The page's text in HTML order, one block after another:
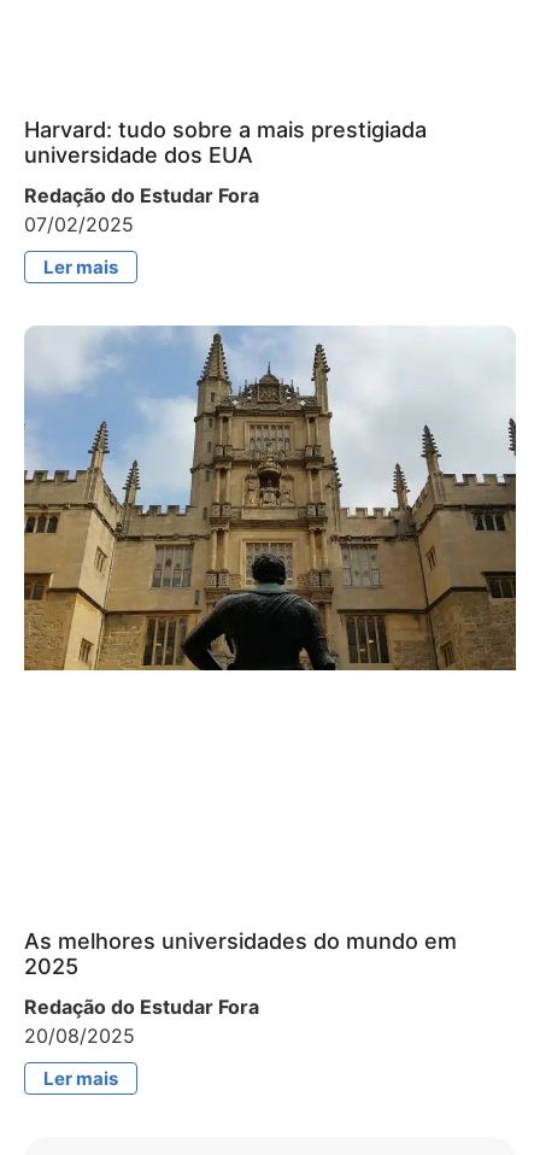
Harvard: tudo sobre a mais prestigiada
universidade dos EUA
Redação do Estudar Fora
07/02/2025
Ler mais
As melhores universidades do mundo em
2025
Redação do Estudar Fora
20/08/2025
Ler mais